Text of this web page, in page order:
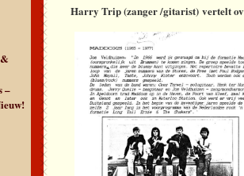
–
Harry Trip (zanger /gitarist) vertelt